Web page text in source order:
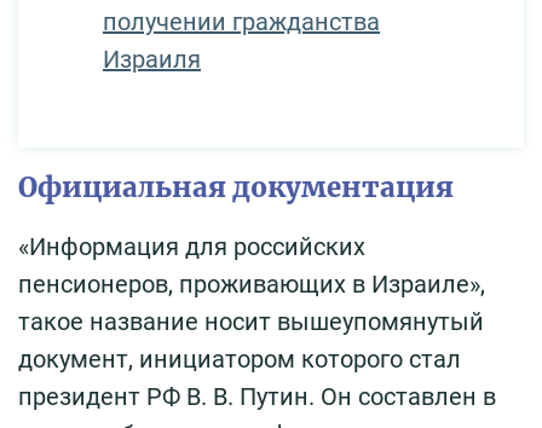
получении гражданства
Израиля
Официальная документация
«Информация для российских
пенсионеров, проживающих в Израиле»,
такое название носит вышеупомянутый
документ, инициатором которого стал
президент РФ В. В. Путин. Он составлен в